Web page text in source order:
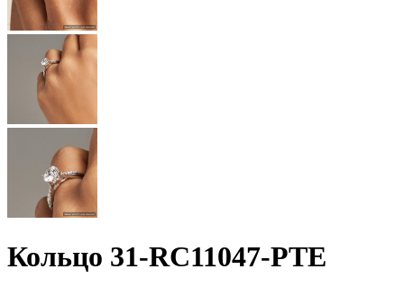
Кольцо 31-RC11047-PTE